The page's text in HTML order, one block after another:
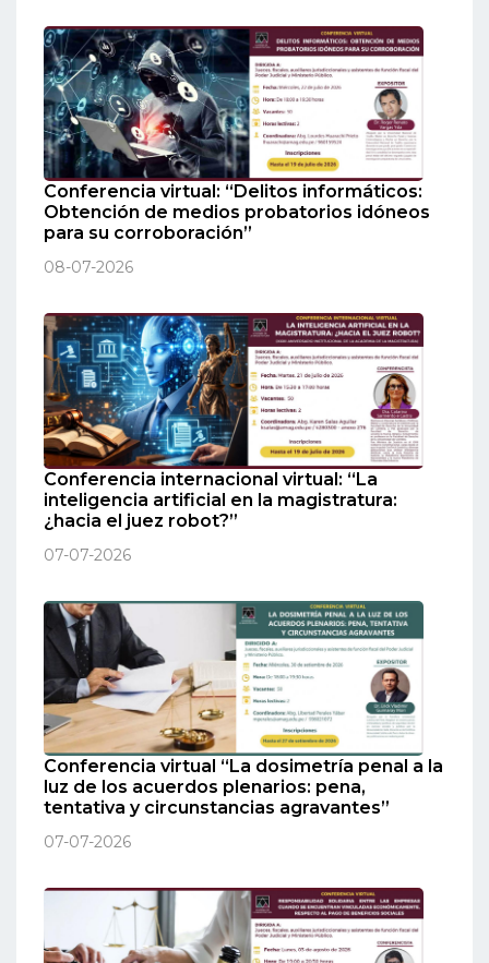
Conferencia virtual: “Delitos informáticos:
Obtención de medios probatorios idóneos
para su corroboración”
08-07-2026
Conferencia internacional virtual: “La
inteligencia artificial en la magistratura:
¿hacia el juez robot?”
07-07-2026
Conferencia virtual “La dosimetría penal a la
luz de los acuerdos plenarios: pena,
tentativa y circunstancias agravantes”
07-07-2026